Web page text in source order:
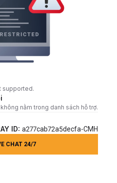
supported.
nằm trong danh sách hỗ trợ.
ID: a277cab72a5decfa-CMH
CHAT 24/7